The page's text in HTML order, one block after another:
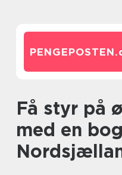
PENGEPOSTEN.
Få styr på økonomien
med en